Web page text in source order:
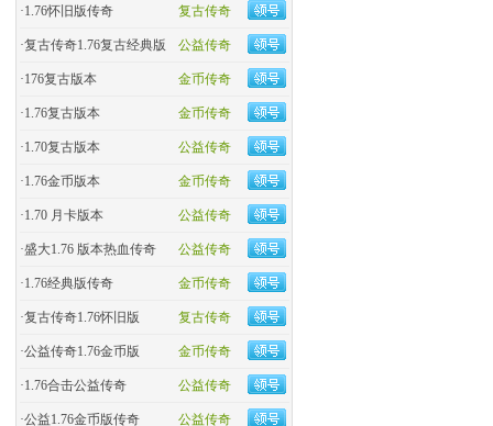
复古传奇
·1.76怀旧版传奇
公益传奇
·复古传奇1.76复古经典版
金币传奇
·176复古版本
金币传奇
·1.76复古版本
公益传奇
·1.70复古版本
金币传奇
·1.76金币版本
公益传奇
·1.70 月卡版本
公益传奇
·盛大1.76 版本热血传奇
金币传奇
·​1.76经典版传奇
复古传奇
·复古传奇1.76怀旧版
金币传奇
·​公益传奇1.76金币版
公益传奇
·1.76合击公益传奇
公益传奇
·公益1.76金币版传奇